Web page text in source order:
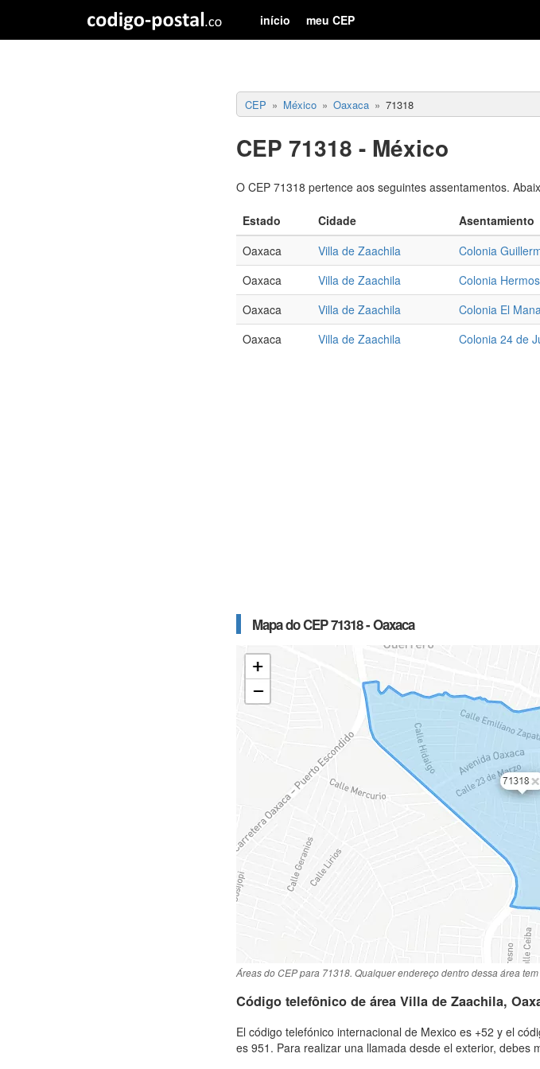
início meu CEP
CEP México Oaxaca 71318
CEP 71318 - México
O CEP 71318 pertence aos seguintes assentamentos.
Estado Cidade Asentamiento
Oaxaca
Villa de Zaachila Colonia
Oaxaca
Villa de Zaachila Colonia
Oaxaca
Villa de Zaachila Colonia El
Oaxaca
Villa de Zaachila Colonia 24 de
Mapa do CEP 71318 - Oaxaca
Áreas do CEP para 71318. Qualquer endereço dentro dessa área
Código telefônico de área Villa de Zaachila,
El código telefónico internacional de Mexico es +52 y el
es 951. Para realizar una llamada desde el exterior, debes